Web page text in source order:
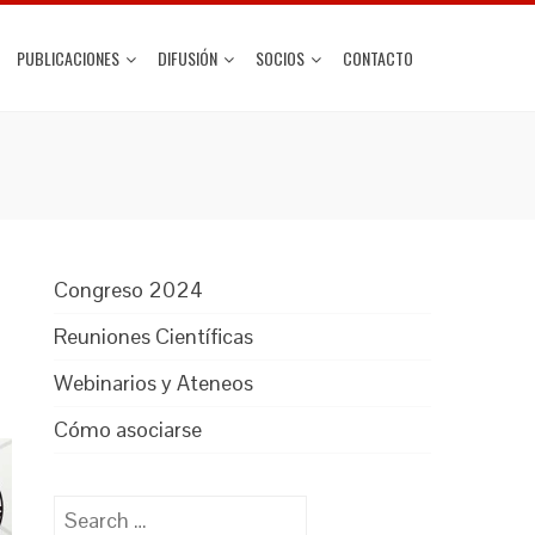
PUBLICACIONES DIFUSIÓN SOCIOS CONTACTO
Congreso 2024
Reuniones Científicas
Webinarios y Ateneos
Cómo asociarse
Search